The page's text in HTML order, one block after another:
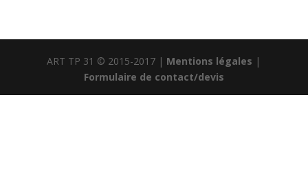
ART TP 31 © 2015-2017 | Mentions légales |
Formulaire de contact/devis